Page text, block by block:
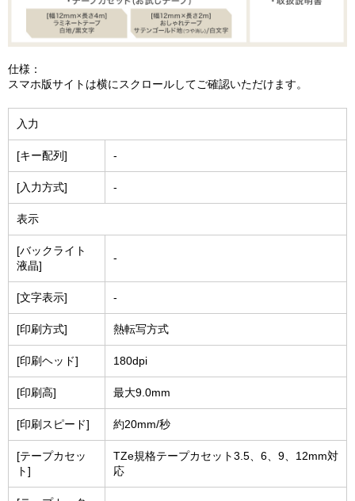
仕様：
スマホ版サイトは横にスクロールしてご確認いただけます。
入力
[キー配列] -
[入力方式] -
表示
[バックライト
液晶]
-
[文字表示] -
[印刷方式] 熱転写方式
[印刷ヘッド] 180dpi
[印刷高] 最大9.0mm
[印刷スピード] 約20mm/秒
[テープカセッ
ト]
TZe規格テープカセット3.5、6、9、12mm対
応